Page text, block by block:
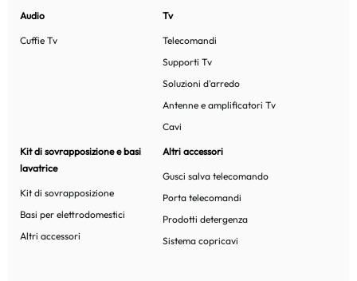
Audio
Cuffie Tv
Tv
Telecomandi
Supporti Tv
Soluzioni d'arredo
Antenne e amplificatori Tv
Cavi
Kit di sovrapposizione e basi
lavatrice
Kit di sovrapposizione
Basi per elettrodomestici
Altri accessori
Altri accessori
Gusci salva telecomando
Porta telecomandi
Prodotti detergenza
Sistema copricavi